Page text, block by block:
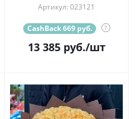
Артикул: 023121
CashBack 669 руб. ?
13 385руб./шт